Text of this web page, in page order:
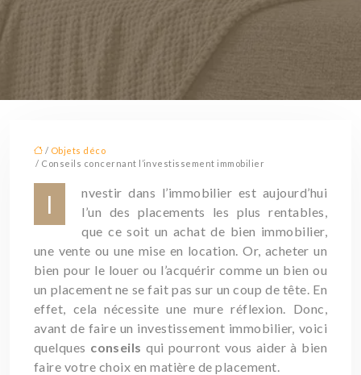
/ Objets déco
/ Conseils concernant l’investissement immobilier
I
nvestir dans l’immobilier est aujourd’hui
l’un des placements les plus rentables,
que ce soit un achat de bien immobilier,
une vente ou une mise en location. Or, acheter un
bien pour le louer ou l’acquérir comme un bien ou
un placement ne se fait pas sur un coup de tête. En
effet, cela nécessite une mure réflexion. Donc,
avant de faire un investissement immobilier, voici
quelques conseils qui pourront vous aider à bien
faire votre choix en matière de placement.